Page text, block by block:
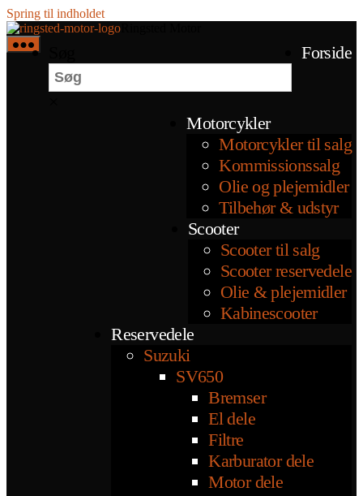
Spring til indholdet
Forside
Motorcykler
Motorcykler til salg
Kommissionssalg
Olie og plejemidler
Tilbehør & udstyr
Scooter
Scooter til salg
Scooter reservedele
Olie & plejemidler
Kabinescooter
Reservedele
Suzuki
SV650
Bremser
El dele
Filtre
Karburator dele
Motor dele